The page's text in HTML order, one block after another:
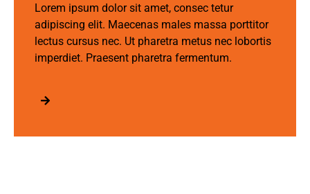
Lorem ipsum dolor sit amet, consec tetur
adipiscing elit. Maecenas males massa porttitor
lectus cursus nec. Ut pharetra metus nec lobortis
imperdiet. Praesent pharetra fermentum.